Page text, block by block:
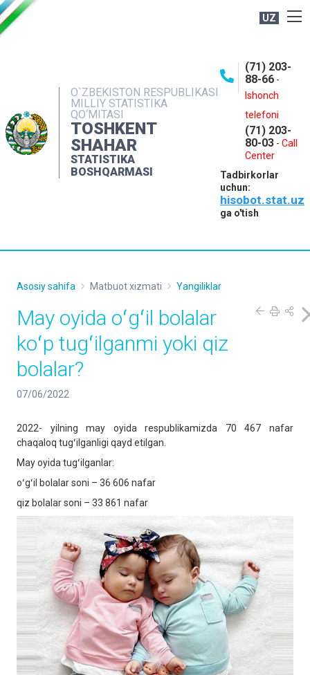
UZ
O`ZBEKISTON RESPUBLIKASI
MILLIY STATISTIKA
QO‘MITASI
TOSHKENT
SHAHAR
STATISTIKA
BOSHQARMASI
(71) 203-
88-66 -
Ishonch
telefoni
(71) 203-
80-03 - Call
Center
Tadbirkorlar
uchun:
hisobot.stat.uz
ga o'tish
NASHRLAR
INTERAKTIV XIZMATLAR
MATBUOT XIZMATI
MUROJAATLAR
Asosiy sahifa Matbuot xizmati Yangiliklar
May oyida oʻgʻil bolalar
koʻp tugʻilganmi yoki qiz
bolalar?
07/06/2022
2022- yilning may oyida respublikamizda 70 467 nafar
chaqaloq tugʻilganligi qayd etilgan.
May oyida tugʻilganlar:
oʻgʻil bolalar soni – 36 606 nafar
qiz bolalar soni – 33 861 nafar